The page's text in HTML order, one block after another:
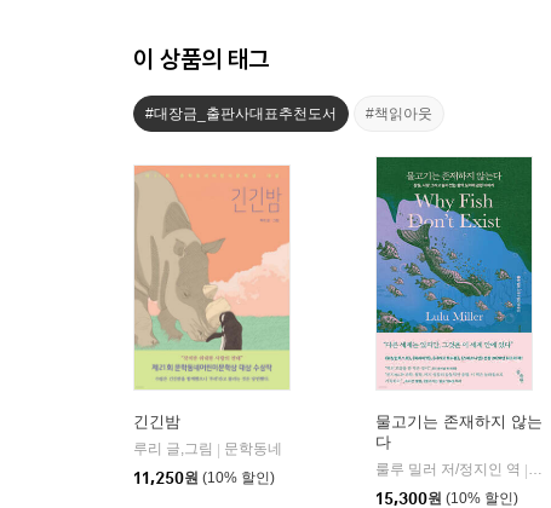
이 상품의 태그
#대장금_출판사대표추천도서 #책읽아웃
긴긴밤
루리 글,그림
문학동네
11,250원 (10% 할인)
물고기는 존재하지 않는
다
룰루 밀러 저/정지인 역
곰
15,300원 (10% 할인)